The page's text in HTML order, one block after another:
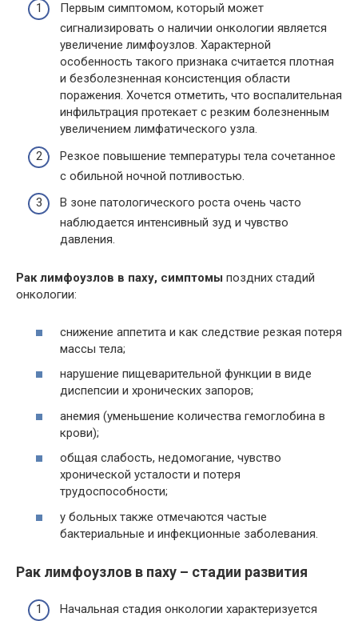
Первым симптомом, который может
сигнализировать о наличии онкологии является
увеличение лимфоузлов. Характерной
особенность такого признака считается плотная
и безболезненная консистенция области
поражения. Хочется отметить, что воспалительная
инфильтрация протекает с резким болезненным
увеличением лимфатического узла.
Резкое повышение температуры тела сочетанное
с обильной ночной потливостью.
В зоне патологического роста очень часто
наблюдается интенсивный зуд и чувство
давления.
Рак лимфоузлов в паху, симптомы поздних стадий
онкологии:
снижение аппетита и как следствие резкая потеря
массы тела;
нарушение пищеварительной функции в виде
диспепсии и хронических запоров;
анемия (уменьшение количества гемоглобина в
крови);
общая слабость, недомогание, чувство
хронической усталости и потеря
трудоспособности;
у больных также отмечаются частые
бактериальные и инфекционные заболевания.
Рак лимфоузлов в паху – стадии развития
Начальная стадия онкологии характеризуется